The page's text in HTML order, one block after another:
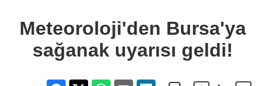
uyarısı geldi!
Meteoroloji'den Bursa'ya
sağanak uyarısı geldi!